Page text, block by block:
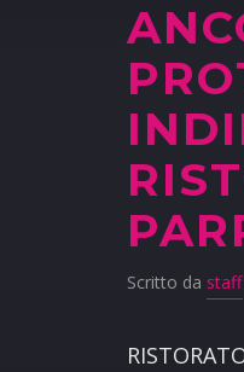
Scritto da staff